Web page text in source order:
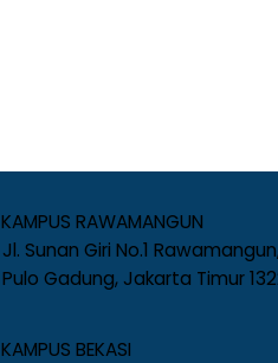
KAMPUS RAWAMANGUN
Jl. Sunan Giri No.1
Pulo Gadung, Jakarta Timur
KAMPUS BEKASI